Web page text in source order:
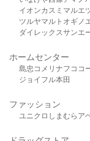
イオンカスミ マルエ
ツルヤマルト オギノ
ダイレックスサンエ
ホームセンター
島忠 コメリ ナフコ コ
ジョイフル本田
ファッション
ユニクロ しまむら ア